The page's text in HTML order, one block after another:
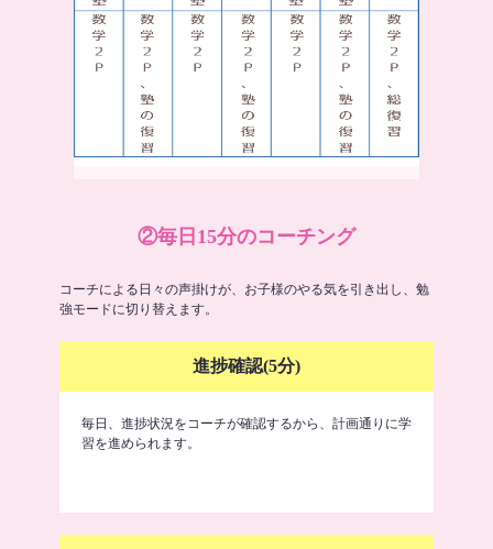
②毎日15分のコーチング
コーチによる日々の声掛けが、お子様のやる気を引き出し、勉
強モードに切り替えます。
進捗確認(5分)
毎日、進捗状況をコーチが確認するから、計画通りに学
習を進められます。